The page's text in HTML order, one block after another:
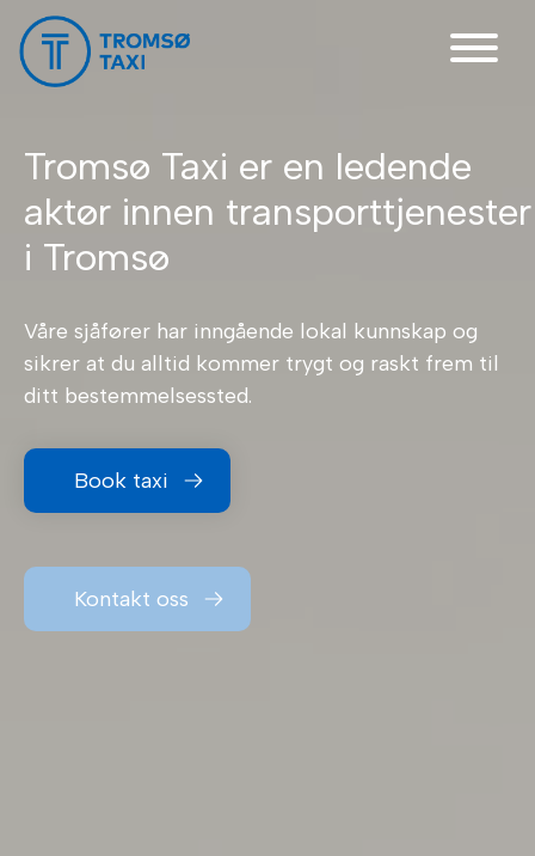
Main Navigation
Tromsø Taxi er en ledende
aktør innen transporttjenester
i Tromsø
Våre sjåfører har inngående lokal kunnskap og
sikrer at du alltid kommer trygt og raskt frem til
ditt bestemmelsessted.
Book taxi
Kontakt oss